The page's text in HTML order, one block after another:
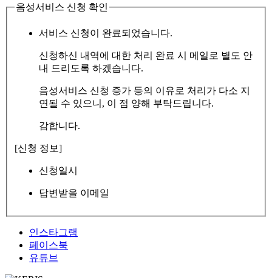
음성서비스 신청 확인
서비스 신청이 완료되었습니다.
신청하신 내역에 대한 처리 완료 시 메일로 별도 안
내 드리도록 하겠습니다.
음성서비스 신청 증가 등의 이유로 처리가 다소 지
연될 수 있으니, 이 점 양해 부탁드립니다.
감합니다.
[신청 정보]
신청일시
답변받을 이메일
인스타그램
페이스북
유튜브